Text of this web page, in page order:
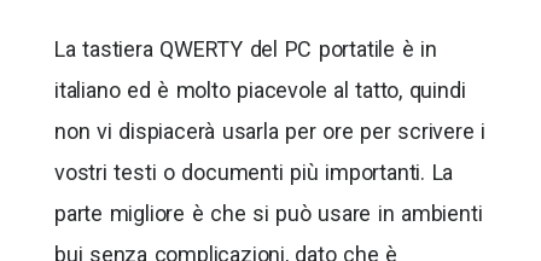
La tastiera QWERTY del PC portatile è in
italiano ed è molto piacevole al tatto, quindi
non vi dispiacerà usarla per ore per scrivere i
vostri testi o documenti più importanti. La
parte migliore è che si può usare in ambienti
bui senza complicazioni, dato che è